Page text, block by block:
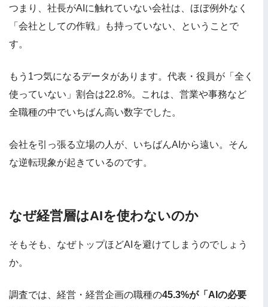
つまり、社長がAIに触れていない会社は、ほぼ例外なく
「会社としての作戦」も持っていない、ということで
す。
もう1つ気になるデータがあります。代表・役員が「全く
使っていない」割合は22.8%。これは、営業や事務など
全職種の中でいちばん高い数字でした。
会社を引っ張る立場の人が、いちばんAIから遠い。そん
な逆転現象が起きているのです。
なぜ経営層はAIを使わないのか
そもそも、なぜトップほどAIを避けてしまうのでしょう
か。
調査では、経営・経営企画の職種の45.3%が「AIの必要